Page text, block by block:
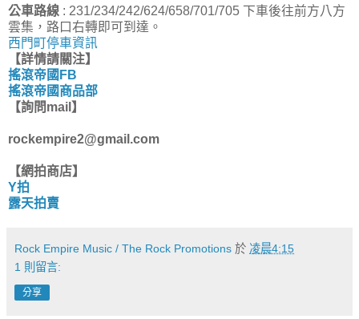
公車路線 : 231/234/242/624/658/701/705 下車後往前方八方
雲集，路口右轉即可到達。
西門町停車資訊
【詳情請關注】
搖滾帝國FB
搖滾帝國商品部
【詢問mail】
rockempire2@gmail.com
【網拍商店】
Y拍
露天拍賣
Rock Empire Music / The Rock Promotions 於 凌晨4:15
1 則留言:
分享